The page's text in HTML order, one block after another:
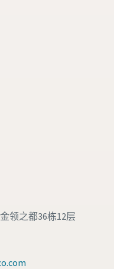
领之都36栋12层